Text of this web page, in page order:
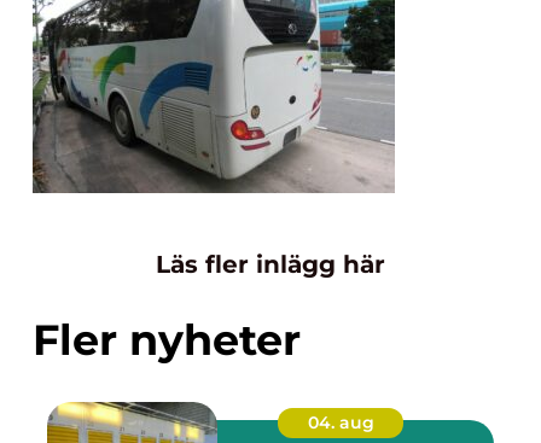
Läs fler inlägg här
Fler nyheter
04. aug